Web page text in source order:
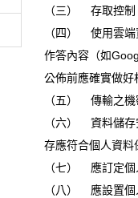
（三） 存取控制
（四） 使用雲端
作答內容（如
公佈前應確實做好
（五） 傳輸之機
（六） 資料儲存
存應符合個人資料
（七） 應訂定個
（八） 應設置個